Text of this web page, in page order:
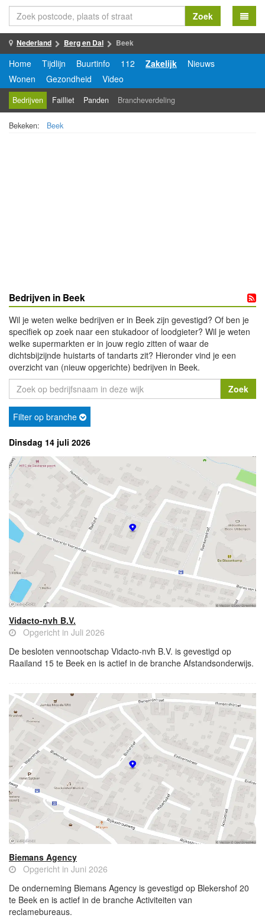
Zoek
Nederland Berg en Dal Beek
Home Tijdlijn Buurtinfo 112 Zakelijk
Nieuws
Wonen
Gezondheid Video
Bedrijven Failliet Panden Brancheverdeling
Bekeken: Beek
Bedrijven in Beek
Wil je weten welke bedrijven er in Beek zijn gevestigd? Of ben je
specifiek op zoek naar een stukadoor of loodgieter? Wil je weten
welke supermarkten er in jouw regio zitten of waar de
dichtsbijzijnde huistarts of tandarts zit? Hieronder vind je een
overzicht van (nieuw opgerichte) bedrijven in Beek.
Filter op branche
Dinsdag 14 juli 2026
Vidacto-nvh B.V.
Opgericht in Juli 2026
De besloten vennootschap Vidacto-nvh B.V. is gevestigd op
Raailand 15 te Beek en is actief in de branche Afstandsonderwijs.
Biemans Agency
Opgericht in Juni 2026
De onderneming Biemans Agency is gevestigd op Blekershof 20
te Beek en is actief in de branche Activiteiten van
reclamebureaus.